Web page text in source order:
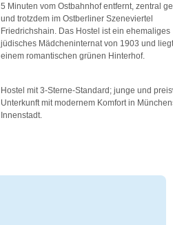
5 Minuten vom Ostbahnhof entfernt, zentral
und trotzdem im Ostberliner Szeneviertel
Friedrichshain. Das Hostel ist ein ehemaliges
jüdisches Mädcheninternat von 1903 und
einem romantischen grünen Hinterhof.
Hostel mit 3-Sterne-Standard; junge und
Unterkunft mit modernem Komfort in
Innenstadt.